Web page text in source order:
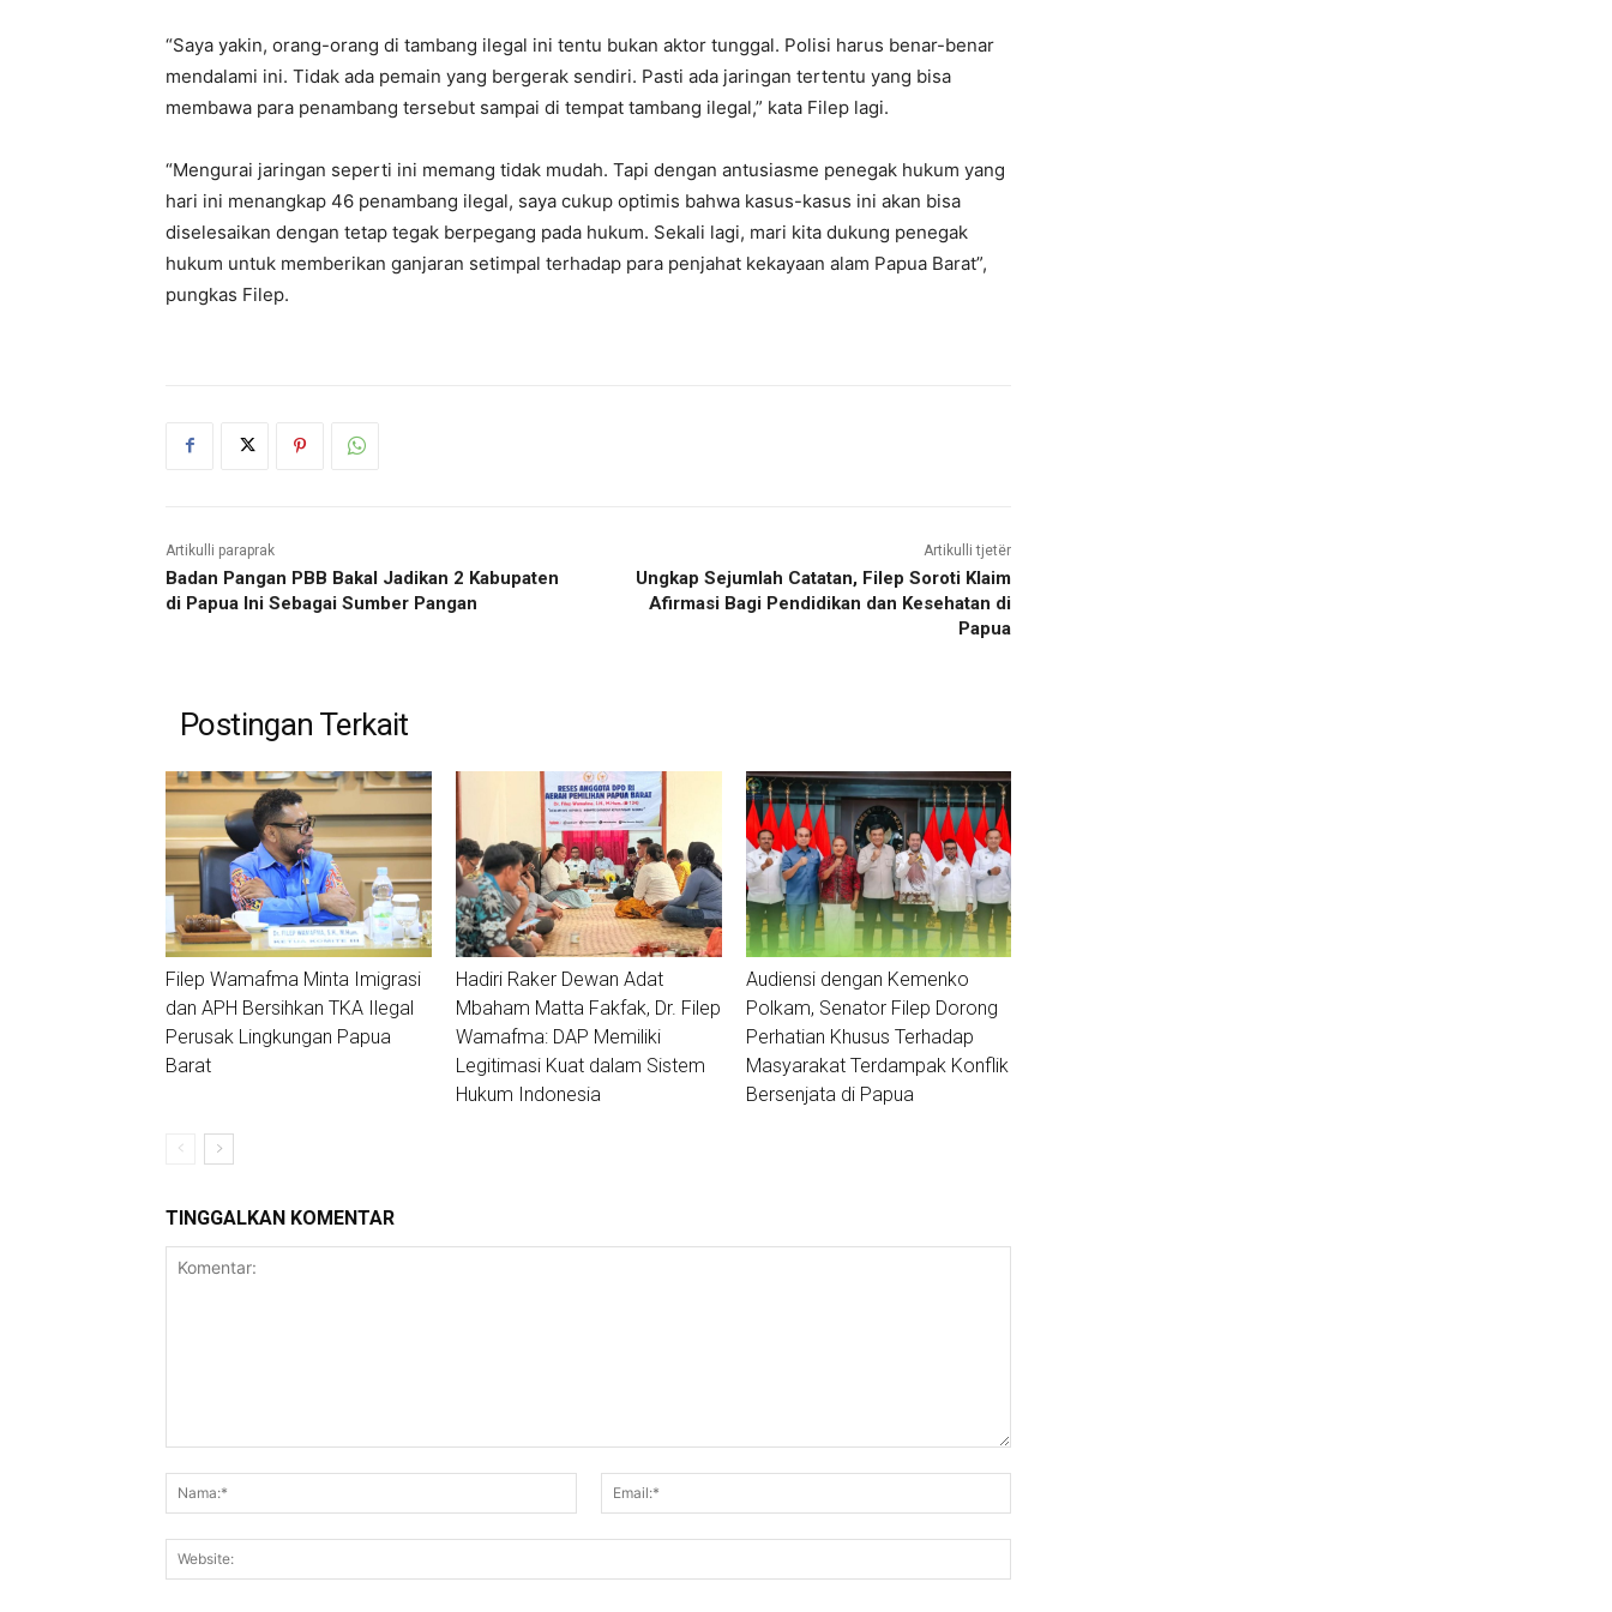
“Saya yakin, orang-orang di tambang ilegal ini tentu bukan aktor tunggal. Polisi harus benar-benar
mendalami ini. Tidak ada pemain yang bergerak sendiri. Pasti ada jaringan tertentu yang bisa
membawa para penambang tersebut sampai di tempat tambang ilegal,” kata Filep lagi.
“Mengurai jaringan seperti ini memang tidak mudah. Tapi dengan antusiasme penegak hukum yang
hari ini menangkap 46 penambang ilegal, saya cukup optimis bahwa kasus-kasus ini akan bisa
diselesaikan dengan tetap tegak berpegang pada hukum. Sekali lagi, mari kita dukung penegak
hukum untuk memberikan ganjaran setimpal terhadap para penjahat kekayaan alam Papua Barat”,
pungkas Filep.
Artikulli paraprak
Badan Pangan PBB Bakal Jadikan 2 Kabupaten
di Papua Ini Sebagai Sumber Pangan
Artikulli tjetër
Ungkap Sejumlah Catatan, Filep Soroti Klaim
Afirmasi Bagi Pendidikan dan Kesehatan di
Papua
Postingan Terkait
Filep Wamafma Minta Imigrasi
dan APH Bersihkan TKA Ilegal
Perusak Lingkungan Papua
Barat
Hadiri Raker Dewan Adat
Mbaham Matta Fakfak, Dr. Filep
Wamafma: DAP Memiliki
Legitimasi Kuat dalam Sistem
Hukum Indonesia
Audiensi dengan Kemenko
Polkam, Senator Filep Dorong
Perhatian Khusus Terhadap
Masyarakat Terdampak Konflik
Bersenjata di Papua
TINGGALKAN KOMENTAR
Nama:*